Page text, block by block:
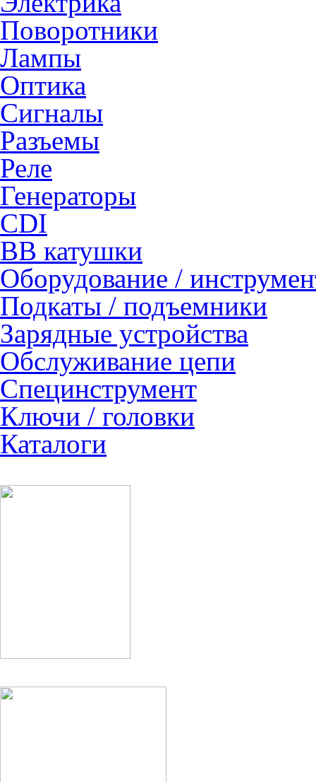
Поворотники
Лампы
Оптика
Сигналы
Разъемы
Реле
Генераторы
CDI
ВВ катушки
Оборудование /
Подкаты / подъемники
Зарядные устройства
Обслуживание цепи
Специнструмент
Ключи / головки
Каталоги